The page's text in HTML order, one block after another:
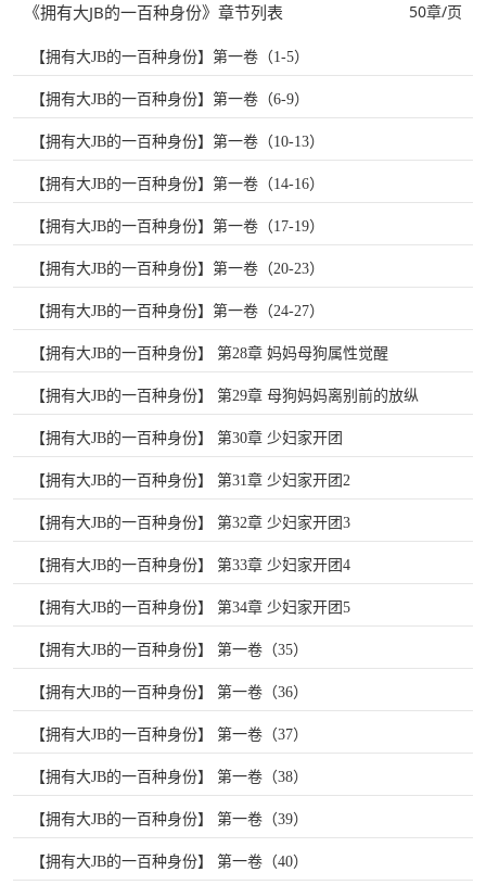
《拥有大JB的一百种身份》章节列表 50章/页
【拥有大JB的一百种身份】第一卷（1-5）
【拥有大JB的一百种身份】第一卷（6-9）
【拥有大JB的一百种身份】第一卷（10-13）
【拥有大JB的一百种身份】第一卷（14-16）
【拥有大JB的一百种身份】第一卷（17-19）
【拥有大JB的一百种身份】第一卷（20-23）
【拥有大JB的一百种身份】第一卷（24-27）
【拥有大JB的一百种身份】 第28章 妈妈母狗属性觉醒
【拥有大JB的一百种身份】 第29章 母狗妈妈离别前的放纵
【拥有大JB的一百种身份】 第30章 少妇家开团
【拥有大JB的一百种身份】 第31章 少妇家开团2
【拥有大JB的一百种身份】 第32章 少妇家开团3
【拥有大JB的一百种身份】 第33章 少妇家开团4
【拥有大JB的一百种身份】 第34章 少妇家开团5
【拥有大JB的一百种身份】 第一卷（35）
【拥有大JB的一百种身份】 第一卷（36）
【拥有大JB的一百种身份】 第一卷（37）
【拥有大JB的一百种身份】 第一卷（38）
【拥有大JB的一百种身份】 第一卷（39）
【拥有大JB的一百种身份】 第一卷（40）